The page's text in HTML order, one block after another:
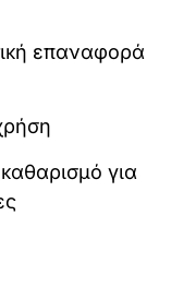
επαναφορά
για